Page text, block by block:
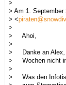
>
> Am 1. September
> <
>
> Ahoi,
>
> Danke an Alex,
> Wochen nicht in
>
> Was den